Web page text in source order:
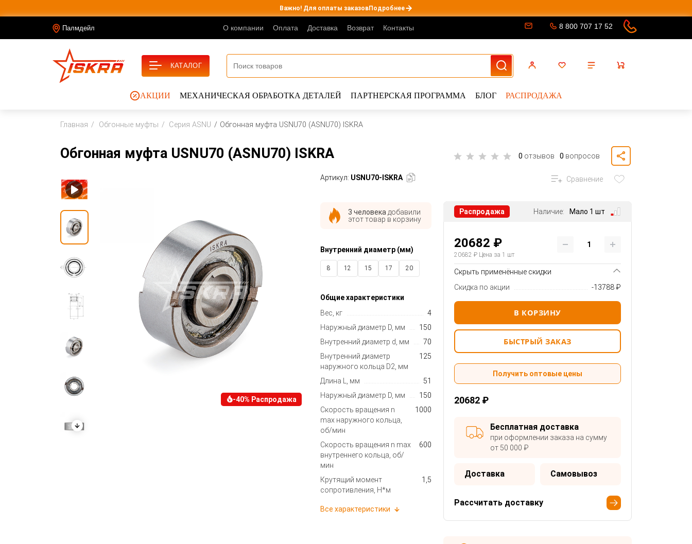
Важно! Для оплаты заказовПодробнее
Палмдейл О компании Оплата Доставка Возврат Контакты 8 800 707 17 52
АКЦИИ МЕХАНИЧЕСКАЯ ОБРАБОТКА ДЕТАЛЕЙ ПАРТНЕРСКАЯ ПРОГРАММА БЛОГ РАСПРОДАЖА
КАТАЛОГ
Главная Обгонные муфты Серия ASNU Обгонная муфта USNU70 (ASNU70) ISKRA
Обгонная муфта USNU70 (ASNU70) ISKRA 0 отзывов 0 вопросов
-40% Распродажа
Артикул: USNU70-ISKRA
3 человека добавили
этот товар в корзину
Внутренний диаметр (мм)
8 12 15 17 20
50 60 70 80
Общие характеристики
Вес, кг
4
Наружный диаметр D, мм
150
Внутренний диаметр d, мм
70
Внутренний диаметр
наружного кольца D2, мм
125
Длина L, мм
51
Наружный диаметр D, мм
150
Скорость вращения n
max наружного кольца,
об/мин
1000
Скорость вращения n max
внутреннего кольца, об/
мин
600
Крутящий момент
сопротивления, Н*м
1,5
Все характеристики
Сравнение
Распродажа Наличие: Мало 1 шт
20682 ₽
20682 ₽Цена за 1 шт
Скрыть применённые скидки
Скидка по акции
-13788 ₽
В КОРЗИНУ
БЫСТРЫЙ ЗАКАЗ
Получить оптовые цены
20682 ₽
Бесплатная доставка
при оформлении заказа на сумму
от 50 000 ₽
Доставка Самовывоз
Рассчитать доставку